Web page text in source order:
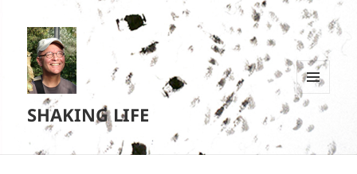
SHAKING LIFE
MENU
WIDGETS